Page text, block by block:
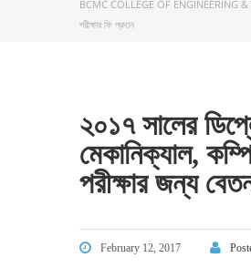
BCMC COLLEGE OF ENGINEERING
পরীক্ষার ফি প্রদান
২০১৭ সালের
মেকানিক্যাল,
পরীক্ষার জন্য
February 12, 2017